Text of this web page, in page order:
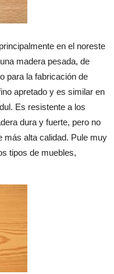
en el noreste
madera pesada, de
para la fabricación de
apretado y es similar en
Es resistente a los
dura y fuerte, pero no
más alta calidad. Pule muy
tipos de muebles,